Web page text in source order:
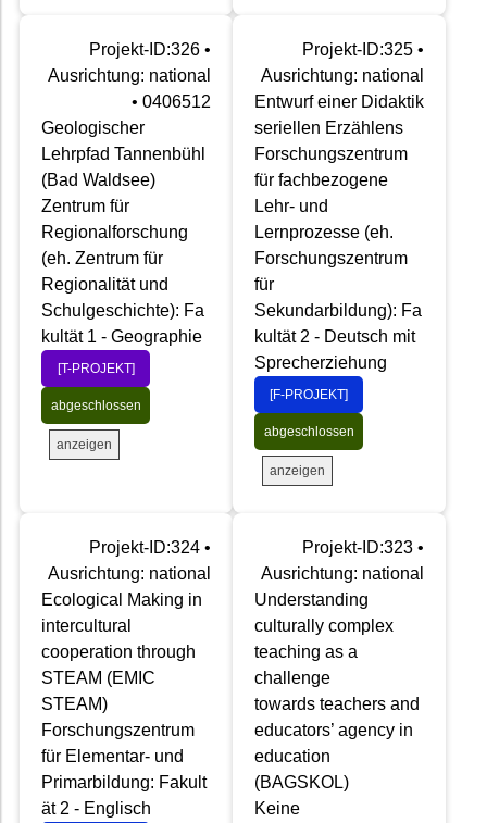
Projekt-ID:326 •
Ausrichtung: national
• 0406512
Geologischer
Lehrpfad Tannenbühl
(Bad Waldsee)
Zentrum für
Regionalforschung
(eh. Zentrum für
Regionalität und
Schulgeschichte): Fa
kultät 1 - Geographie
[T-PROJEKT]
abgeschlossen
anzeigen
Projekt-ID:325 •
Ausrichtung: national
Entwurf einer Didaktik
seriellen Erzählens
Forschungszentrum
für fachbezogene
Lehr- und
Lernprozesse (eh.
Forschungszentrum
für
Sekundarbildung): Fa
kultät 2 - Deutsch mit
Sprecherziehung
[F-PROJEKT]
abgeschlossen
anzeigen
Projekt-ID:324 •
Ausrichtung: national
Ecological Making in
intercultural
cooperation through
STEAM (EMIC
STEAM)
Forschungszentrum
für Elementar- und
Primarbildung: Fakult
ät 2 - Englisch
Projekt-ID:323 •
Ausrichtung: national
Understanding
culturally complex
teaching as a
challenge
towards teachers and
educators’ agency in
education
(BAGSKOL)
Keine